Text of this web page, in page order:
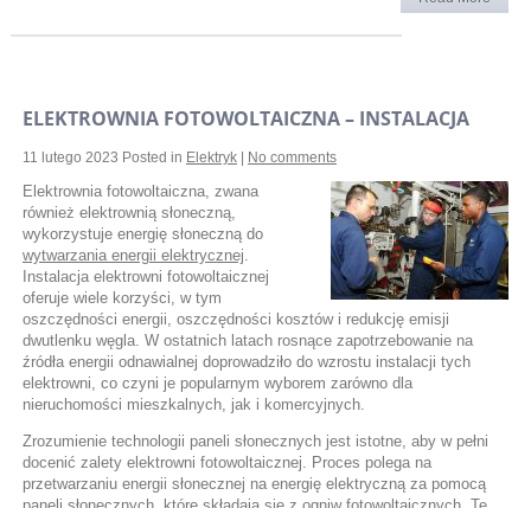
ELEKTROWNIA FOTOWOLTAICZNA – INSTALACJA
11 lutego 2023 Posted in Elektryk| No comments
Elektrownia fotowoltaiczna, zwana
również elektrownią słoneczną,
wykorzystuje energię słoneczną do
wytwarzania energii elektrycznej.
Instalacja elektrowni fotowoltaicznej
oferuje wiele korzyści, w tym
oszczędności energii, oszczędności kosztów i redukcję emisji
dwutlenku węgla. W ostatnich latach rosnące zapotrzebowanie na
źródła energii odnawialnej doprowadziło do wzrostu instalacji tych
elektrowni, co czyni je popularnym wyborem zarówno dla
nieruchomości mieszkalnych, jak i komercyjnych.
Zrozumienie technologii paneli słonecznych jest istotne, aby w pełni
docenić zalety elektrowni fotowoltaicznej. Proces polega na
przetwarzaniu energii słonecznej na energię elektryczną za pomocą